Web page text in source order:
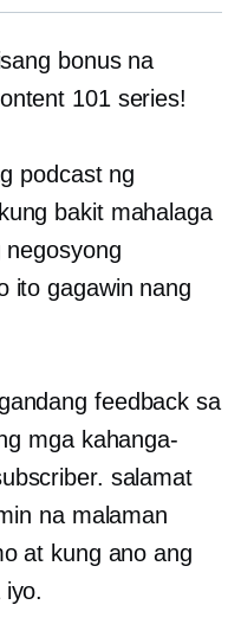
bonus na
101 series!
podcast ng
bakit mahalaga
ito gagawin nang
feedback sa
mga kahanga-
salamat
na malaman
at kung ano ang